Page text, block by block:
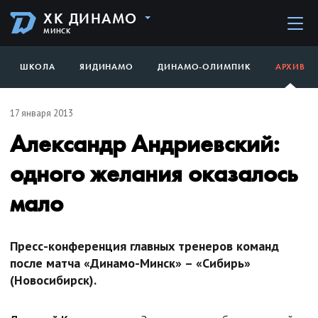
ХК ДИНАМО
МИНСК
ШКОЛА ЯИДИНАМО ДИНАМО-ОЛИМПИК АРХИВ
17 января 2013
Александр Андриевский:
одного желания оказалось
мало
Пресс-конференция главных тренеров команд
после матча «Динамо-Минск» – «Сибирь»
(Новосибирск).